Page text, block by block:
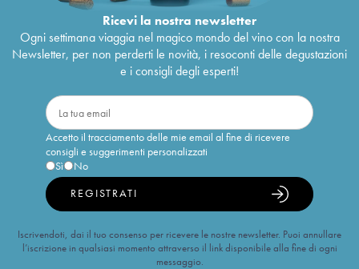
Ricevi la nostra newsletter
Ogni settimana viaggia nel magico mondo del vino con la nostra
Newsletter, per non perderti le novità, i resoconti delle degustazioni
e i consigli degli esperti!
Accetto il tracciamento delle mie email al fine di ricevere
consigli e suggerimenti personalizzati
Sì
No
REGISTRATI
Iscrivendoti, dai il tuo consenso per ricevere le nostre newsletter. Puoi annullare
l’iscrizione in qualsiasi momento attraverso il link disponibile alla fine di ogni
messaggio.